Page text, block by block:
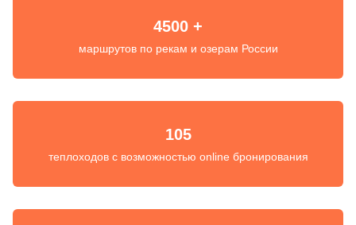
4500 +
маршрутов по рекам и озерам России
105
теплоходов с возможностью online бронирования